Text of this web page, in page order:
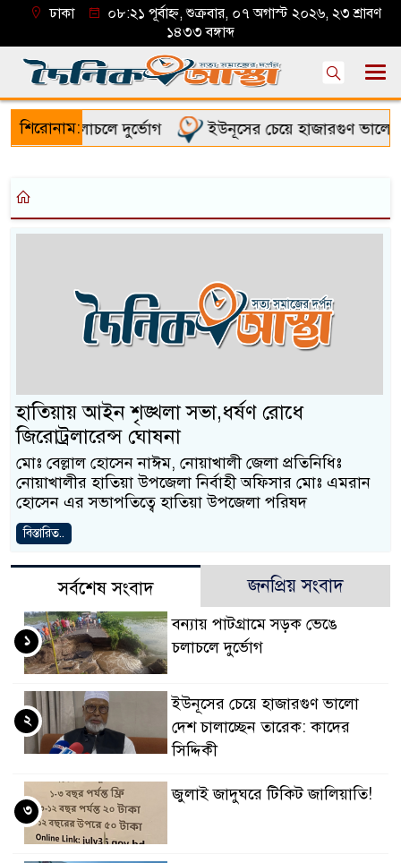
ঢাকা
০৮:২১ পূর্বাহ্ন, শুক্রবার, ০৭ অগাস্ট ২০২৬, ২৩ শ্রাবণ
১৪৩৩ বঙ্গাব্দ
শিরোনাম:
ভেঙে চলাচলে দুর্ভোগ ইউনূসের চেয়ে হাজারগুণ ভালো
হাতিয়ায় আইন শৃঙ্খলা সভা,ধর্ষণ রোধে
জিরোট্রলারেন্স ঘোষনা
মোঃ বেল্লাল হোসেন নাঈম, নোয়াখালী জেলা প্রতিনিধিঃ
নোয়াখালীর হাতিয়া উপজেলা নির্বাহী অফিসার মোঃ এমরান
হোসেন এর সভাপতিত্বে হাতিয়া উপজেলা পরিষদ
বিস্তারিত..
সর্বশেষ সংবাদ জনপ্রিয় সংবাদ
বন্যায় পাটগ্রামে সড়ক ভেঙে
চলাচলে দুর্ভোগ
১
ইউনূসের চেয়ে হাজারগুণ ভালো
দেশ চালাচ্ছেন তারেক: কাদের
সিদ্দিকী
২
জুলাই জাদুঘরে টিকিট জালিয়াতি!
৩